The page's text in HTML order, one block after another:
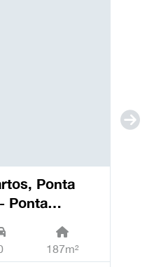
Ponta
Ponta
187m²